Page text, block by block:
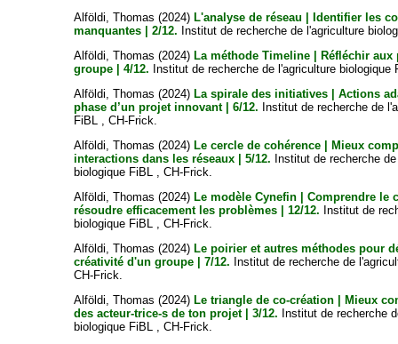
Alföldi, Thomas (2024) L'analyse de réseau | Identifier les
manquantes | 2/12. Institut de recherche de l'agriculture
Alföldi, Thomas (2024) La méthode Timeline | Réfléchir aux
groupe | 4/12. Institut de recherche de l'agriculture biologique
Alföldi, Thomas (2024) La spirale des initiatives | Actions
phase d’un projet innovant | 6/12. Institut de recherche de
FiBL , CH-Frick.
Alföldi, Thomas (2024) Le cercle de cohérence | Mieux
interactions dans les réseaux | 5/12. Institut de recherche
biologique FiBL , CH-Frick.
Alföldi, Thomas (2024) Le modèle Cynefin | Comprendre le
résoudre efficacement les problèmes | 12/12. Institut de
biologique FiBL , CH-Frick.
Alföldi, Thomas (2024) Le poirier et autres méthodes pour
créativité d'un groupe | 7/12. Institut de recherche de
CH-Frick.
Alföldi, Thomas (2024) Le triangle de co-création | Mieux
des acteur-trice-s de ton projet | 3/12. Institut de recherche
biologique FiBL , CH-Frick.